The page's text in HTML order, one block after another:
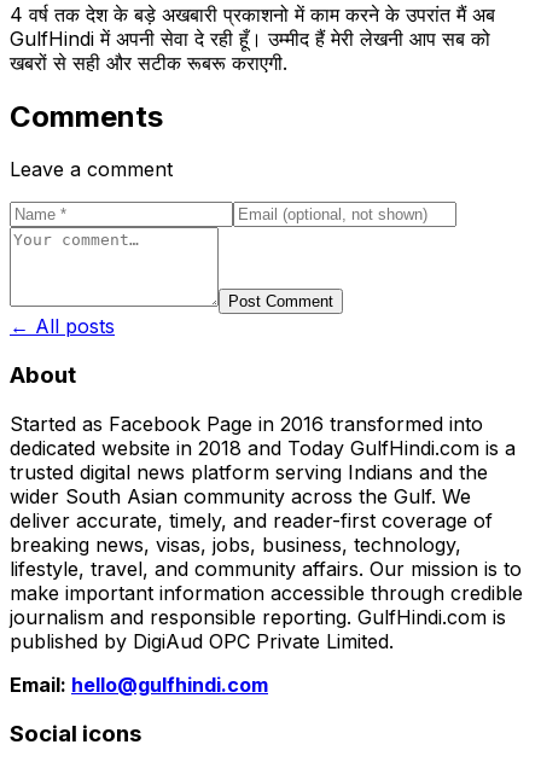
4 वर्ष तक देश के बड़े अखबारी प्रकाशनो में काम करने के उपरांत मैं अब
GulfHindi में अपनी सेवा दे रही हूँ। उम्मीद हैं मेरी लेखनी आप सब को
खबरों से सही और सटीक रूबरू कराएगी.
Comments
Leave a comment
Post Comment
← All posts
About
Started as Facebook Page in 2016 transformed into
dedicated website in 2018 and Today GulfHindi.com is a
trusted digital news platform serving Indians and the
wider South Asian community across the Gulf. We
deliver accurate, timely, and reader-first coverage of
breaking news, visas, jobs, business, technology,
lifestyle, travel, and community affairs. Our mission is to
make important information accessible through credible
journalism and responsible reporting. GulfHindi.com is
published by DigiAud OPC Private Limited.
Email: hello@gulfhindi.com
Social icons